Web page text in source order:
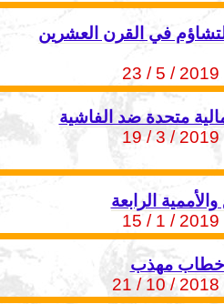
في القرن العشرين
متحدة ضد الفاشية
الرابعة
خطاب مهذب